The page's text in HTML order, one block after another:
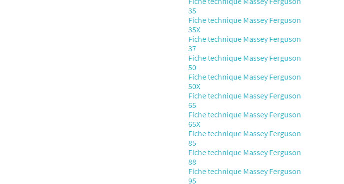
35
Fiche technique Massey Ferguson
35X
Fiche technique Massey Ferguson
37
Fiche technique Massey Ferguson
50
Fiche technique Massey Ferguson
50X
Fiche technique Massey Ferguson
65
Fiche technique Massey Ferguson
65X
Fiche technique Massey Ferguson
85
Fiche technique Massey Ferguson
88
Fiche technique Massey Ferguson
95